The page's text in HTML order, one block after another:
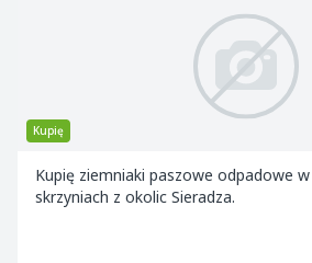
Kupię
Kupię ziemniaki paszowe odpadowe
skrzyniach z okolic Sieradza.